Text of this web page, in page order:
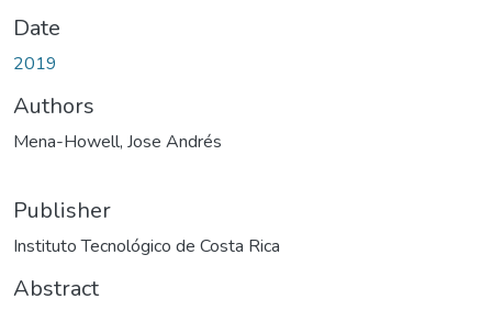
Date
2019
Authors
Mena-Howell, Jose Andrés
Publisher
Instituto Tecnológico de Costa Rica
Abstract